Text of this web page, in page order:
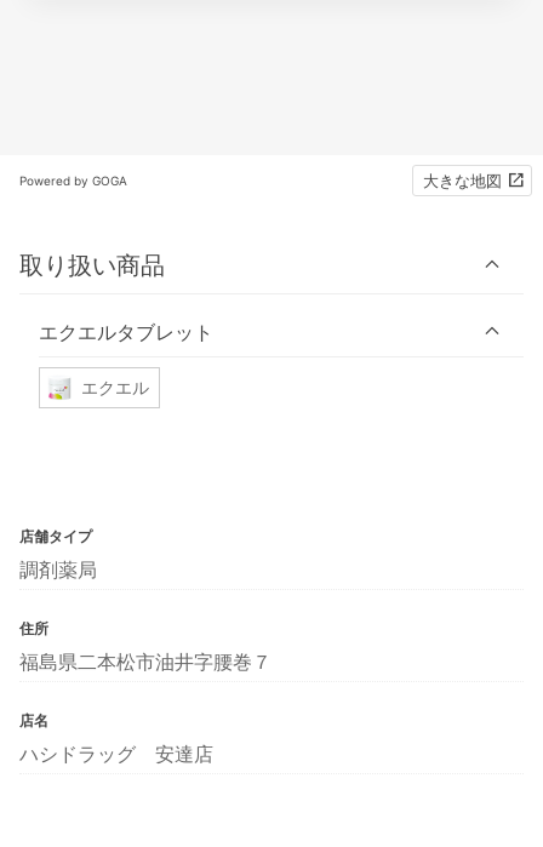
Powered by GOGA 大きな地図
取り扱い商品
エクエルタブレット
エクエル
店舗タイプ
調剤薬局
住所
福島県二本松市油井字腰巻７
店名
ハシドラッグ 安達店